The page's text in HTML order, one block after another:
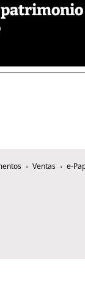
Ventas
e-